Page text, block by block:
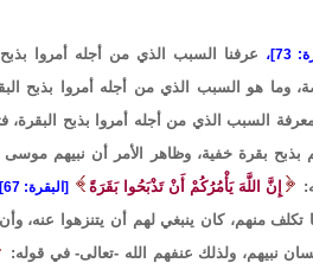
73]،
عرفنا السبب الذي من أجله أمروا بذبح
وما هو السبب الذي من أجله أمروا بذبح
السبب الذي من أجله أمروا بذبح البقرة،
بذبح بقرة خفية، وظاهر الأمر أن نبيهم
إِنَّ اللَّهَ يَأْمُرُكُمْ أَنْ تَذْبَحُوا بَقَرَةً [البقرة: 67].
منهم، كان ينبغي لهم أن يتنزهوا عنه، وأن
نبيهم، ولذلك عنفهم الله -تعالى- في قوله: